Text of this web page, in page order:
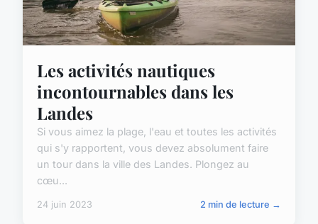
Les activités nautiques
incontournables dans les
Landes
Si vous aimez la plage, l'eau et toutes les activités
qui s'y rapportent, vous devez absolument faire
un tour dans la ville des Landes. Plongez au
cœu...
24 juin 2023 2 min de lecture →